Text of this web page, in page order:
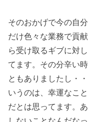
そのおかげで今の自
だけ色々な業務で貢
ら受け取るギブに対
てます。その分辛い
ともありましたし・
いうのは、幸運なこ
だとは思ってます。